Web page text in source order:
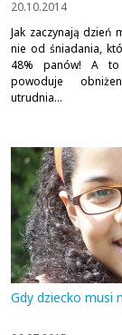
20.10.2014
Jak zaczynają dzień
nie od śniadania,
48% panów! A to
powoduje
utrudnia...
Gdy dziecko musi